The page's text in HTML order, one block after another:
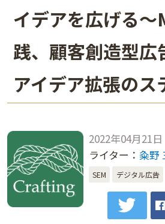
イデアを広げる
践、顧客創造型広
アイデア拡張のス
2022年04月21日
ライター： 粂野
SEM デジタル広告